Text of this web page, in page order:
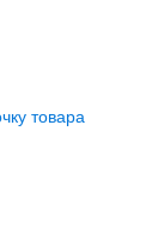
товара